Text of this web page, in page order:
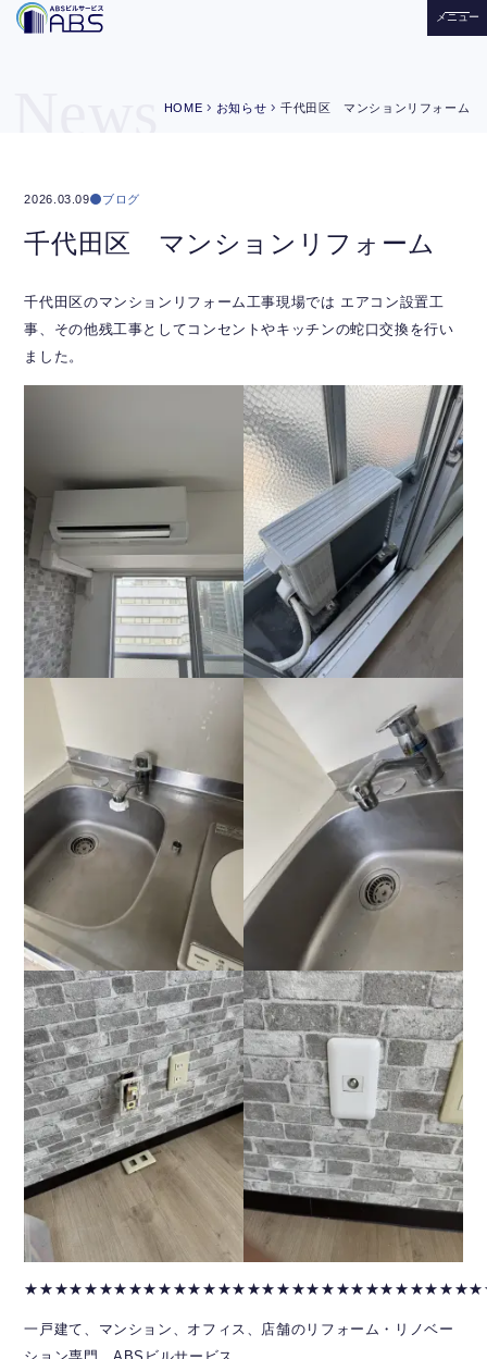
メニュー
HOME chevron_right お知らせ chevron_right千代田区 マンションリフォーム
2026.03.09 ブログ
千代田区 マンションリフォーム
千代田区のマンションリフォーム工事現場では エアコン設置工
事、その他残工事としてコンセントやキッチンの蛇口交換を行い
ました。
一戸建て、マンション、オフィス、店舗のリフォーム・リノベー